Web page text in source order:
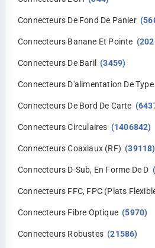
Connecteurs De Fond De Panier
Connecteurs Banane Et Pointe
Connecteurs De Baril (3459)
Connecteurs D'alimentation De
Connecteurs De Bord De Carte
Connecteurs Circulaires (1406842)
Connecteurs Coaxiaux (RF) (39118)
Connecteurs D-Sub, En Forme De D
Connecteurs FFC, FPC (plats
Connecteurs Fibre Optique (5970)
Connecteurs Robustes (21586)